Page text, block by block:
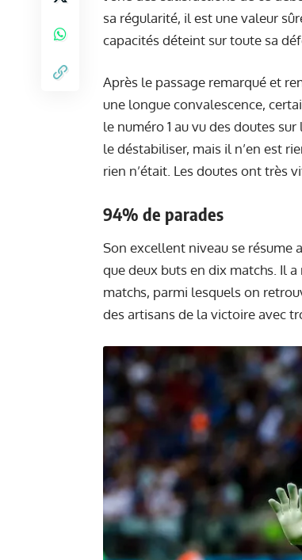
sa régularité, il est une valeur
capacités déteint sur toute sa
Après le passage remarqué et
une longue convalescence,
le numéro 1 au vu des doutes
le déstabiliser, mais il n’en est
rien n’était. Les doutes ont très
94% de parades
Son excellent niveau se résume
que deux buts en dix matchs. Il
matchs, parmi lesquels on
des artisans de la victoire avec